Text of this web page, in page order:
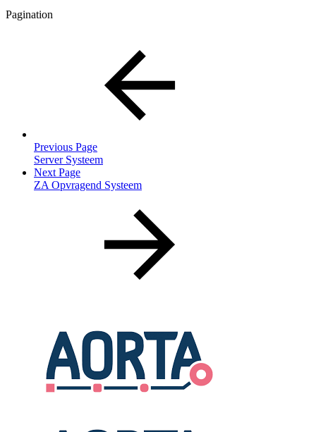
Pagination
Previous Page
Server Systeem
Next Page
ZA Opvragend Systeem